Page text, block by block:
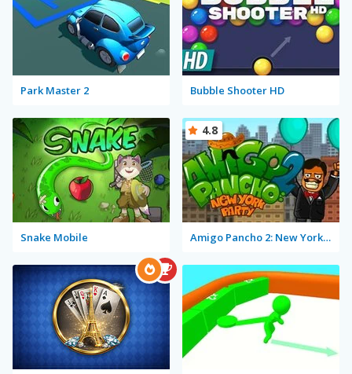
Park Master 2 Bubble Shooter HD
Snake Mobile Amigo Pancho 2: New York Party
4.8